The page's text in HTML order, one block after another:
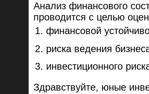
Анализ финансового
проводится с целью
финансовой
риска ведения
инвестиционного
Здравствуйте, юные